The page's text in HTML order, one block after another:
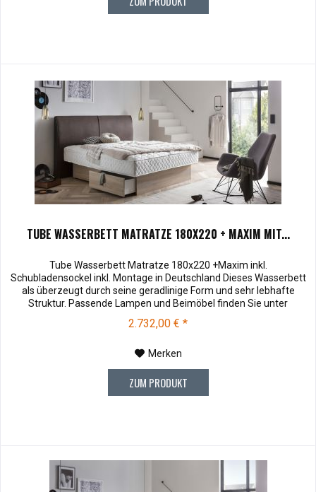
TUBE WASSERBETT MATRATZE 180X220 + MAXIM MIT...
Tube Wasserbett Matratze 180x220 +Maxim inkl.
Schubladensockel inkl. Montage in Deutschland Dieses Wasserbett
als überzeugt durch seine geradlinige Form und sehr lebhafte
Struktur. Passende Lampen und Beimöbel finden Sie unter
Zubehör . Kopteilhöhe:120 Muster können vor dem Kauf für € 10,00
zu Ihnen versendet werden. Bei Rücksendung werden Ihnen die
2.732,00 € *
Merken
ZUM PRODUKT